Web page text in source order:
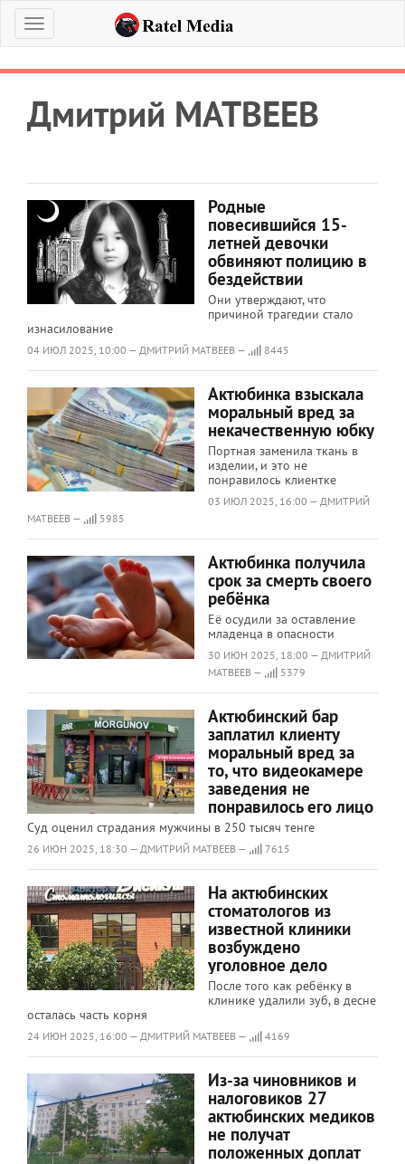
Меню
Дмитрий МАТВЕЕВ
Родные
повесившийся 15-
летней девочки
обвиняют полицию в
бездействии
Они утверждают, что
причиной трагедии стало
изнасилование
04 ИЮЛ 2025, 10:00 — ДМИТРИЙ МАТВЕЕВ — 8445
Актюбинка взыскала
моральный вред за
некачественную юбку
Портная заменила ткань в
изделии, и это не
понравилось клиентке
03 ИЮЛ 2025, 16:00 — ДМИТРИЙ
МАТВЕЕВ —
5985
Актюбинка получила
срок за смерть своего
ребёнка
Её осудили за оставление
младенца в опасности
30 ИЮН 2025, 18:00 — ДМИТРИЙ
МАТВЕЕВ —
5379
Актюбинский бар
заплатил клиенту
моральный вред за
то, что видеокамере
заведения не
понравилось его лицо
Суд оценил страдания мужчины в 250 тысяч тенге
26 ИЮН 2025, 18:30 — ДМИТРИЙ МАТВЕЕВ — 7615
На актюбинских
стоматологов из
известной клиники
возбуждено
уголовное дело
После того как ребёнку в
клинике удалили зуб, в десне
осталась часть корня
24 ИЮН 2025, 16:00 — ДМИТРИЙ МАТВЕЕВ — 4169
Из-за чиновников и
налоговиков 27
актюбинских медиков
не получат
положенных доплат